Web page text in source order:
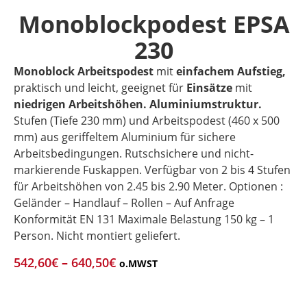
Monoblockpodest EPSA
230
Monoblock Arbeitspodest miteinfachem Aufstieg,
praktisch und leicht, geeignet für Einsätze mit
niedrigen Arbeitshöhen. Aluminiumstruktur.
Stufen (Tiefe 230 mm) und Arbeitspodest (460 x 500
mm) aus geriffeltem Aluminium für sichere
Arbeitsbedingungen. Rutschsichere und nicht-
markierende Fuskappen. Verfügbar von 2 bis 4 Stufen
für Arbeitshöhen von 2.45 bis 2.90 Meter. Optionen :
Geländer – Handlauf – Rollen – Auf Anfrage
Konformität EN 131 Maximale Belastung 150 kg – 1
Person. Nicht montiert geliefert.
542,60€ – 640,50€ o.MWST